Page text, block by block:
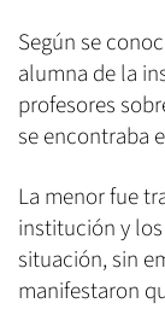
Según se
alumna de la
profesores
se encontraba
La menor fue
institución y
situación, sin
manifestaron